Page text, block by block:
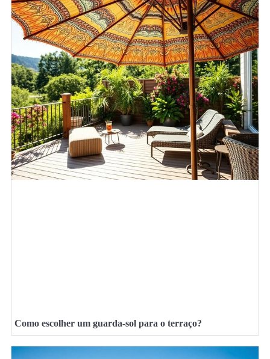
Como escolher um guarda-sol para o terraço?